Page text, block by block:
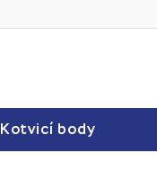
Kotvicí body